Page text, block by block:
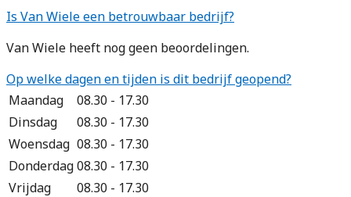
Is Van Wiele een betrouwbaar bedrijf?
Van Wiele heeft nog geen beoordelingen.
Op welke dagen en tijden is dit bedrijf geopend?
Maandag
08.30 - 17.30
Dinsdag
08.30 - 17.30
Woensdag 08.30 - 17.30
Donderdag08.30 - 17.30
Vrijdag
08.30 - 17.30